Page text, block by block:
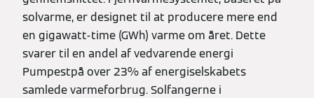
solvarme, er designet til at producere mere end
en gigawatt-time (GWh) varme om året. Dette
svarer til en andel af vedvarende energi
Pumpestpå over 23% af energiselskabets
samlede varmeforbrug. Solfangerne i